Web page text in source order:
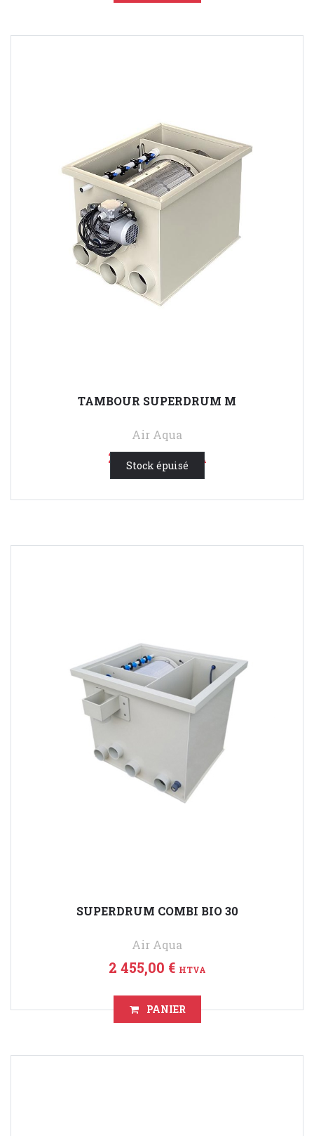
TAMBOUR SUPERDRUM M
Air Aqua
2 400,00 € HTVA
Stock épuisé
SUPERDRUM COMBI BIO 30
Air Aqua
2 455,00 € HTVA
PANIER